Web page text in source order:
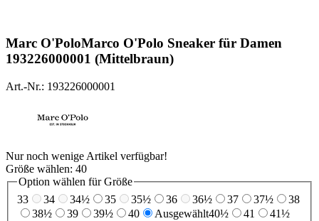
Marc O'PoloMarco O'Polo Sneaker für Damen
193226000001 (Mittelbraun)
Art.-Nr.: 193226000001
Nur noch wenige Artikel verfügbar!
Größe wählen: 40
Option wählen für Größe
33
34 34½ 35 35½ 36 36½ 37 37½
38
38½
39 39½ 40 Ausgewählt40½ 41
41½